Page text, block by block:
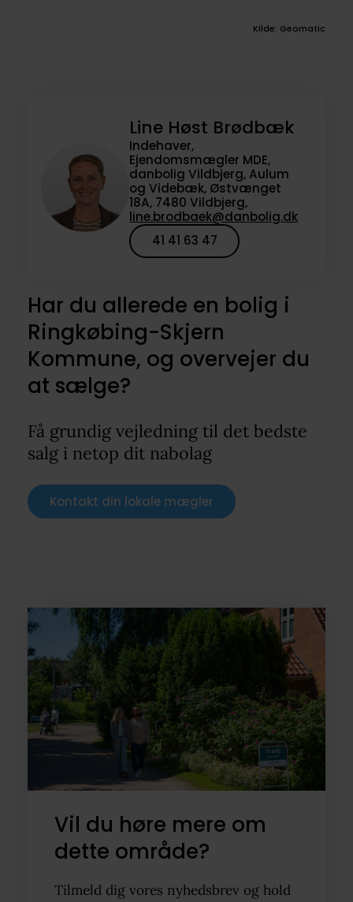
Kilde: Geomatic
Line Høst Brødbæk
Indehaver,
Ejendomsmægler MDE,
danbolig Vildbjerg, Aulum
og Videbæk, Østvænget
18A, 7480 Vildbjerg,
line.brodbaek@danbolig.dk
41 41 63 47
Har du allerede en bolig i
Ringkøbing-Skjern
Kommune, og overvejer du
at sælge?
Få grundig vejledning til det bedste
salg i netop dit nabolag
Kontakt din lokale mægler
Vil du høre mere om
dette område?
Tilmeld dig vores nyhedsbrev og hold